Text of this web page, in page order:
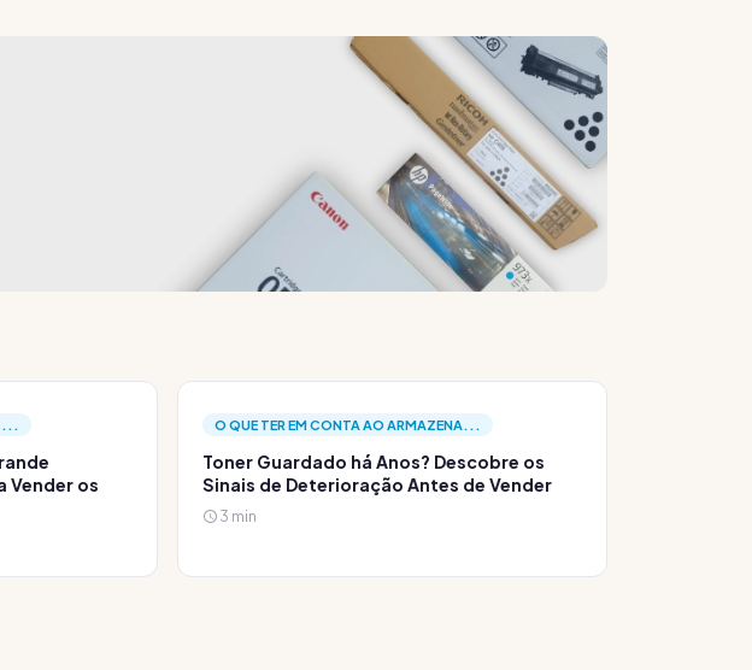
Vender os
O QUE TER EM CONTA AO ARMAZENA...
Toner Guardado há Anos? Descobre os
Sinais de Deterioração Antes de Vender
3 min